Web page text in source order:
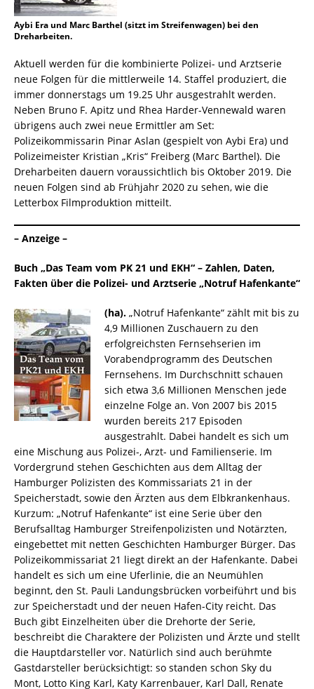
Aybi Era und Marc Barthel (sitzt im Streifenwagen) bei den
Dreharbeiten.
Aktuell werden für die kombinierte Polizei- und Arztserie
neue Folgen für die mittlerweile 14. Staffel produziert, die
immer donnerstags um 19.25 Uhr ausgestrahlt werden.
Neben Bruno F. Apitz und Rhea Harder-Vennewald waren
übrigens auch zwei neue Ermittler am Set:
Polizeikommissarin Pinar Aslan (gespielt von Aybi Era) und
Polizeimeister Kristian „Kris“ Freiberg (Marc Barthel). Die
Dreharbeiten dauern voraussichtlich bis Oktober 2019. Die
neuen Folgen sind ab Frühjahr 2020 zu sehen, wie die
Letterbox Filmproduktion mitteilt.
– Anzeige –
Buch „Das Team vom PK 21 und EKH“ – Zahlen, Daten,
Fakten über die Polizei- und Arztserie „Notruf Hafenkante“
(ha). „Notruf Hafenkante“ zählt mit bis zu
4,9 Millionen Zuschauern zu den
erfolgreichsten Fernsehserien im
Vorabendprogramm des Deutschen
Fernsehens. Im Durchschnitt schauen
sich etwa 3,6 Millionen Menschen jede
einzelne Folge an. Von 2007 bis 2015
wurden bereits 217 Episoden
ausgestrahlt. Dabei handelt es sich um
eine Mischung aus Polizei-, Arzt- und Familienserie. Im
Vordergrund stehen Geschichten aus dem Alltag der
Hamburger Polizisten des Kommissariats 21 in der
Speicherstadt, sowie den Ärzten aus dem Elbkrankenhaus.
Kurzum: „Notruf Hafenkante“ ist eine Serie über den
Berufsalltag Hamburger Streifenpolizisten und Notärzten,
eingebettet mit netten Geschichten Hamburger Bürger. Das
Polizeikommissariat 21 liegt direkt an der Hafenkante. Dabei
handelt es sich um eine Uferlinie, die an Neumühlen
beginnt, den St. Pauli Landungsbrücken vorbeiführt und bis
zur Speicherstadt und der neuen Hafen-City reicht. Das
Buch gibt Einzelheiten über die Drehorte der Serie,
beschreibt die Charaktere der Polizisten und Ärzte und stellt
die Hauptdarsteller vor. Natürlich sind auch berühmte
Gastdarsteller berücksichtigt: so standen schon Sky du
Mont, Lotto King Karl, Katy Karrenbauer, Karl Dall, Renate